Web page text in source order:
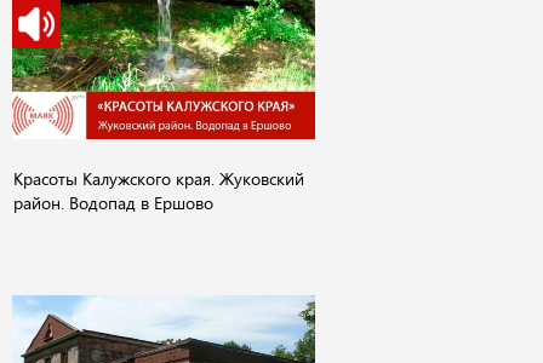
Красоты Калужского края. Жуковский
район. Водопад в Ершово